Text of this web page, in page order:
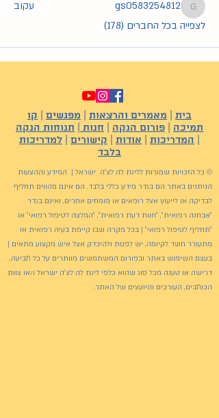
gs0583254812
gs0583254812
עקוב
לצפייה בכל החברים (178)
בית מאמרים והרצאות מפגשים
קו
תמיכה
פורום הנקה חנות
תנוחות הנקה
המדריכות אודות קישורים
למדריכות
בלבד
© כל הזכויות שמורות לליגת לה לצ'ה ישראל | המידע וההצעות
הניתנים באתר הם בגדר מידע כללי בלבד. הם אינם מהווים תחליף
לבדיקה או לייעוץ אצל רופאים או מומחים אחרים, ואינם בגדר
"אבחנה רפואית", "חוות דעת רפואית", "המלצה לטיפול רפואי" או
"תחליף לטיפול רפואי" | בכל מקרה שבו קיימת בעיה רפואית או
מתעורר חשד לקיומה, יש לפנות ולהיבדק אצל איש מקצוע מתאים |
בעצם השימוש באתר ובפורום המשתמשים מוותרים על כל תביעה,
דרישה או טענה מכל סוג שהוא כלפי ליגת לה לצ'ה ישראל ו/או צוות
הכותבים, העורכים והיועצים של האתר.